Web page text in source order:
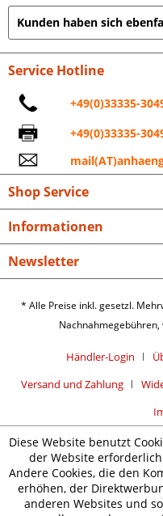
Kunden haben sich
Service Hotline
+49(0)33335-
+49(0)33335-
Shop Service
Informationen
Newsletter
* Alle Preise inkl. gesetzl.
Händler-Login
Versand und Zahlung
Diese Website benutzt
der Website
Andere Cookies, die den
erhöhen, der
anderen Websites und